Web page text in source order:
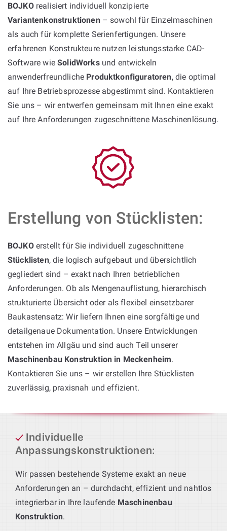
BOJKOrealisiert individuell konzipierte
Variantenkonstruktionen– sowohl für Einzelmaschinen
als auch für komplette Serienfertigungen. Unsere
erfahrenen Konstrukteure nutzen leistungsstarke CAD-
Software wieSolidWorksund entwickeln
anwenderfreundliche Produktkonfiguratoren, die optimal
auf Ihre Betriebsprozesse abgestimmt sind. Kontaktieren
Sie uns – wir entwerfen gemeinsam mit Ihnen eine exakt
auf Ihre Anforderungen zugeschnittene Maschinenlösung.
Erstellung von Stücklisten:
BOJKOerstellt für Sie individuell zugeschnittene
Stücklisten, die logisch aufgebaut und übersichtlich
gegliedert sind – exakt nach Ihren betrieblichen
Anforderungen. Ob als Mengenauflistung, hierarchisch
strukturierte Übersicht oder als flexibel einsetzbarer
Baukastensatz: Wir liefern Ihnen eine sorgfältige und
detailgenaue Dokumentation. Unsere Entwicklungen
entstehen im Allgäu und sind auch Teil unserer
Maschinenbau Konstruktion in Meckenheim.
Kontaktieren Sie uns – wir erstellen Ihre Stücklisten
zuverlässig, praxisnah und effizient.
Individuelle
Anpassungskonstruktionen:
Wir passen bestehende Systeme exakt an neue
Anforderungen an – durchdacht, effizient und nahtlos
integrierbar in Ihre laufende Maschinenbau
Konstruktion.